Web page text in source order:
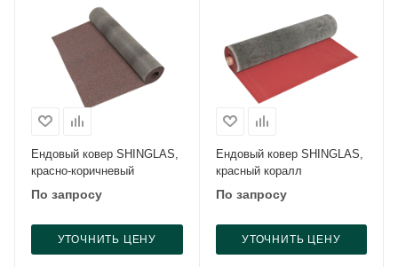
Ендовый ковер SHINGLAS,
красно-коричневый
По запросу
УТОЧНИТЬ ЦЕНУ
Ендовый ковер SHINGLAS,
красный коралл
По запросу
УТОЧНИТЬ ЦЕНУ